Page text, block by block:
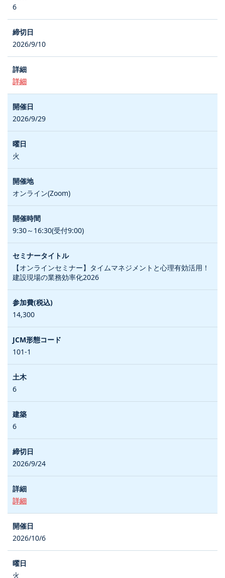
6
2026/9/10
詳細
2026/9/29
火
オンライン(Zoom)
9:30～16:30(受付9:00)
【オンラインセミナー】タイムマネジメントと心理有効活用！
建設現場の業務効率化2026
14,300
101-1
6
6
2026/9/24
詳細
2026/10/6
火